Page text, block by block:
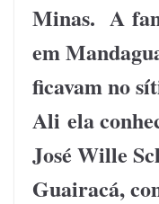
Minas. A
em
ficavam no
Ali ela
José Wille
Guairacá,